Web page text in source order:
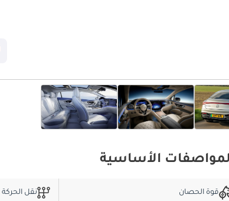
قوة الحصان
نقل الحركة